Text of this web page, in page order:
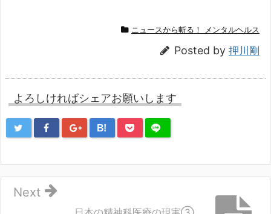
ニュースから斬る！ メンタルヘルス
Posted by 押川剛
よろしければシェアお願いします
B!
Next